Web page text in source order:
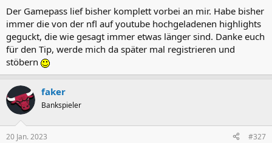
Der Gamepass lief bisher komplett vorbei an mir. Habe bisher
immer die von der nfl auf youtube hochgeladenen highlights
geguckt, die wie gesagt immer etwas länger sind. Danke euch
für den Tip, werde mich da später mal registrieren und
stöbern
faker
Bankspieler
20 Jan. 2023 #327